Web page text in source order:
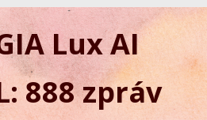
Lux AI
888 zpráv